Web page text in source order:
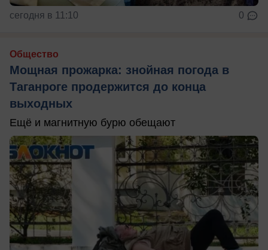
сегодня в 11:10 0
Общество
Мощная прожарка: знойная погода в
Таганроге продержится до конца
выходных
Ещё и магнитную бурю обещают